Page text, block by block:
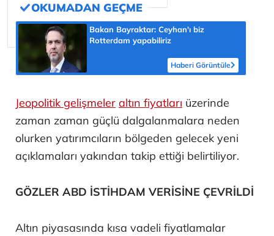
Bakan Bayraktar: Ceyhan'ı biz
Rotterdam yapabiliriz
Haberi Görüntüle
Jeopolitik gelişmeler altın fiyatları üzerinde
zaman zaman güçlü dalgalanmalara neden
olurken yatırımcıların bölgeden gelecek yeni
açıklamaları yakından takip ettiği belirtiliyor.
GÖZLER ABD İSTİHDAM VERİSİNE ÇEVRİLDİ
Altın piyasasında kısa vadeli fiyatlamalar